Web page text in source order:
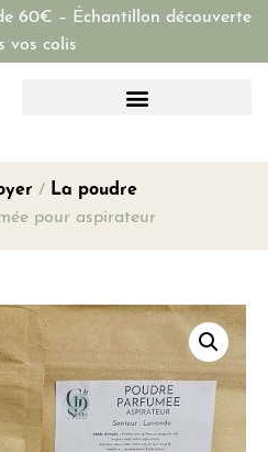
60€ – Échantillon découverte
vos colis
/ La poudre
pour aspirateur